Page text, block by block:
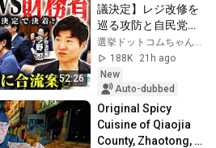
52:26
議決定】レジ改修を
巡る攻防と自民党内
の激しい葛藤／中
道・立憲・公明の3
党合流構想に浮上し
た「第4の選択肢」
とは？【今野忍×山
本期日前】｜選挙ド
ットコム
選挙ドットコムちゃんねる
188K
21h ago
New
Auto-dubbed
Original Spicy
Cuisine of Qiaojia
County, Zhaotong,